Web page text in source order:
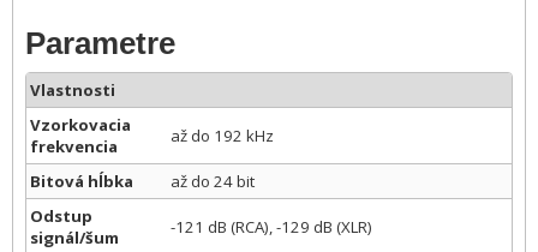
Parametre
Vlastnosti
Vzorkovacia
frekvencia
až do 192 kHz
Bitová hĺbka
až do 24 bit
Odstup
signál/šum
-121 dB (RCA), -129 dB (XLR)